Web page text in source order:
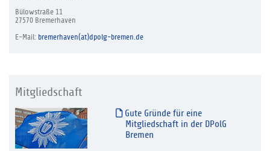
Bülowstraße 11
27570 Bremerhaven
E-Mail: bremerhaven(at)dpolg-bremen.de
Mitgliedschaft
Gute Gründe für eine
Mitgliedschaft in der DPolG
Bremen